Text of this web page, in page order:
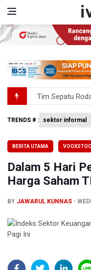
Tim Sepatu
Sastra untuk
Timnas Voli
PSSI Ajak
TRENDS # : sektor informal
BERITA UTAMA
Dalam 5 Hari
Harga Saham
BY JAWARUL KUNNAS